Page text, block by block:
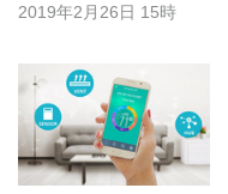
2019年2月26日 15時